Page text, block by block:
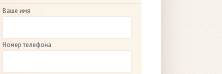
Ваше имя
Номер телефона